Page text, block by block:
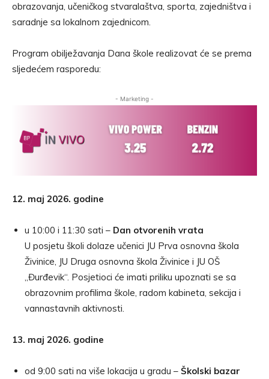
obrazovanja, učeničkog stvaralaštva, sporta, zajedništva i
saradnje sa lokalnom zajednicom.
Program obilježavanja Dana škole realizovat će se prema
sljedećem rasporedu:
- Marketing -
12. maj 2026. godine
u 10:00 i 11:30 sati – Dan otvorenih vrata
U posjetu školi dolaze učenici JU Prva osnovna škola
Živinice, JU Druga osnovna škola Živinice i JU OŠ
„Đurđevik“. Posjetioci će imati priliku upoznati se sa
obrazovnim profilima škole, radom kabineta, sekcija i
vannastavnih aktivnosti.
13. maj 2026. godine
od 9:00 sati na više lokacija u gradu – Školski bazar